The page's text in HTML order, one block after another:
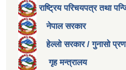
राष्ट्रिय परिचयपत्र तथा
नेपाल सरकार
हेल्लो सरकार / गुनासो
गृह मन्त्रालय